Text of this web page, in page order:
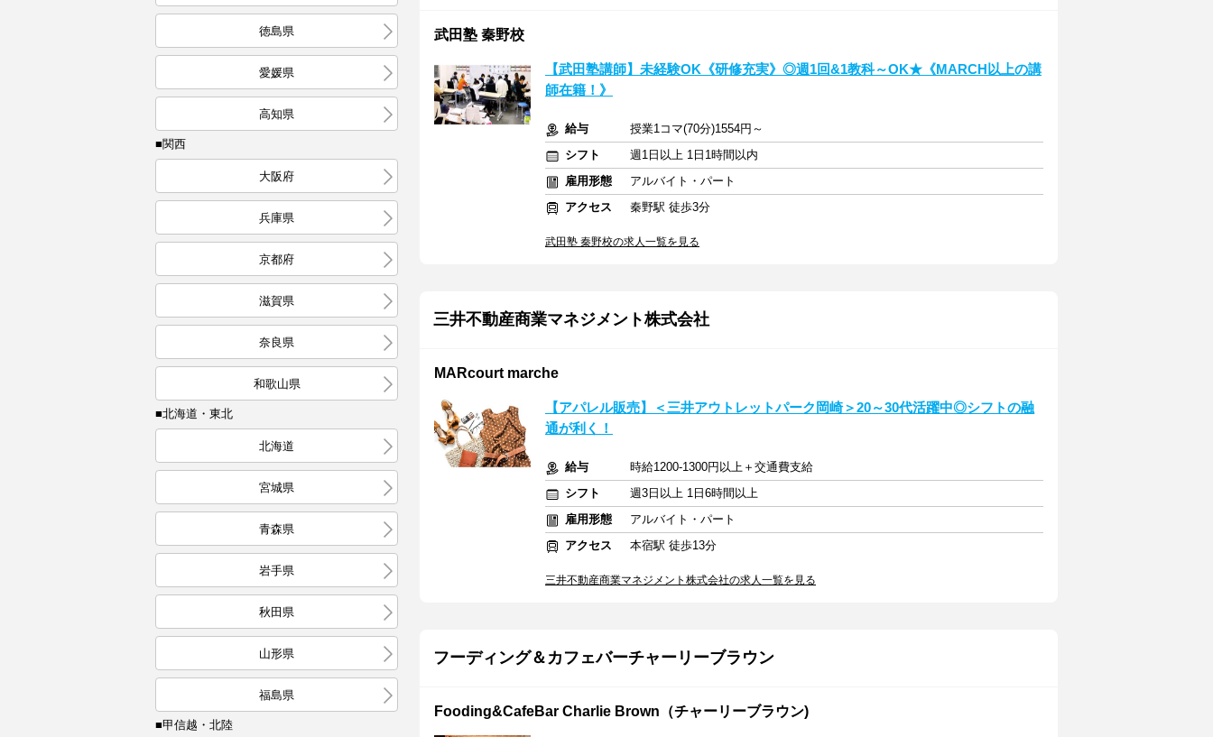
徳島県
愛媛県
高知県
■関西
大阪府
兵庫県
京都府
滋賀県
奈良県
和歌山県
■北海道・東北
北海道
宮城県
青森県
岩手県
秋田県
山形県
福島県
■甲信越・北陸
武田塾 秦野校
【武田塾講師】未経験OK《研修充実》◎週1回&1教科～OK★《MARCH以上の講
師在籍！》
給与
授業1コマ(70分)1554円～
シフト
週1日以上 1日1時間以内
雇用形態
アルバイト・パート
アクセス
秦野駅 徒歩3分
武田塾 秦野校の求人一覧を見る
三井不動産商業マネジメント株式会社
MARcourt marche
【アパレル販売】＜三井アウトレットパーク岡崎＞20～30代活躍中◎シフトの融
通が利く！
給与
時給1200-1300円以上＋交通費支給
シフト
週3日以上 1日6時間以上
雇用形態
アルバイト・パート
アクセス
本宿駅 徒歩13分
三井不動産商業マネジメント株式会社の求人一覧を見る
フーディング＆カフェバーチャーリーブラウン
Fooding&CafeBar Charlie Brown（チャーリーブラウン)